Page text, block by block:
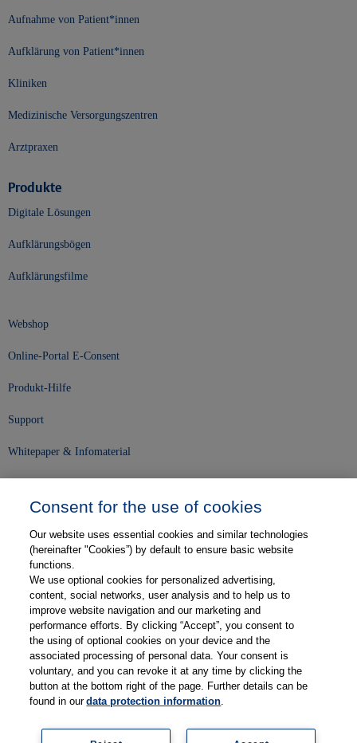
Aufnahme von Patient*innen
Aufklärung von Patient*innen
Kliniken
Medizinische Versorgungszentren
Arztpraxen
Produkte
Digitale Lösungen
Aufklärungsbögen
Aufklärungsfilme
Webshop
Online-Portal E-Consent
Produkt-Hilfe
Support
Whitepaper & Infomaterial
Karriere
Kontakt
Web-Semniare
Anwenderberichte
Partner
Consent for the use of cookies
Our website uses essential cookies and similar technologies
(hereinafter "Cookies”) by default to ensure basic website
functions.
We use optional cookies for personalized advertising,
content, social networks, user analysis and to help us to
improve website navigation and our marketing and
performance efforts. By clicking “Accept”, you consent to
the using of optional cookies on your device and the
associated processing of personal data. Your consent is
voluntary, and you can revoke it at any time by clicking the
button at the bottom right of the page. Further details can be
found in ourdata protection information.